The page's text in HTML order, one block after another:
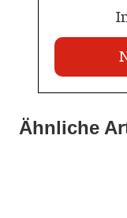
Ähnliche
Travel Start-up